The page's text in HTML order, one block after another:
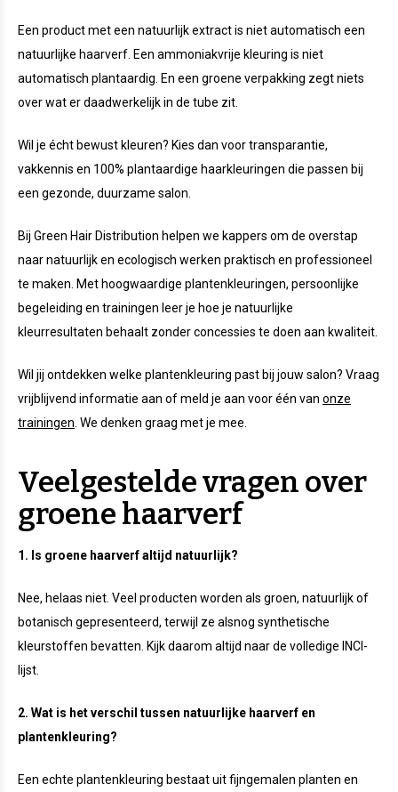
Een product met een natuurlijk extract is niet automatisch een
natuurlijke haarverf. Een ammoniakvrije kleuring is niet
automatisch plantaardig. En een groene verpakking zegt niets
over wat er daadwerkelijk in de tube zit.
Wil je écht bewust kleuren? Kies dan voor transparantie,
vakkennis en 100% plantaardige haarkleuringen die passen bij
een gezonde, duurzame salon.
Bij Green Hair Distribution helpen we kappers om de overstap
naar natuurlijk en ecologisch werken praktisch en professioneel
te maken. Met hoogwaardige plantenkleuringen, persoonlijke
begeleiding en trainingen leer je hoe je natuurlijke
kleurresultaten behaalt zonder concessies te doen aan kwaliteit.
Wil jij ontdekken welke plantenkleuring past bij jouw salon? Vraag
vrijblijvend informatie aan of meld je aan voor één van onze
trainingen. We denken graag met je mee.
Veelgestelde vragen over
groene haarverf
1. Is groene haarverf altijd natuurlijk?
Nee, helaas niet. Veel producten worden als groen, natuurlijk of
botanisch gepresenteerd, terwijl ze alsnog synthetische
kleurstoffen bevatten. Kijk daarom altijd naar de volledige INCI-
lijst.
2. Wat is het verschil tussen natuurlijke haarverf en
plantenkleuring?
Een echte plantenkleuring bestaat uit fijngemalen planten en